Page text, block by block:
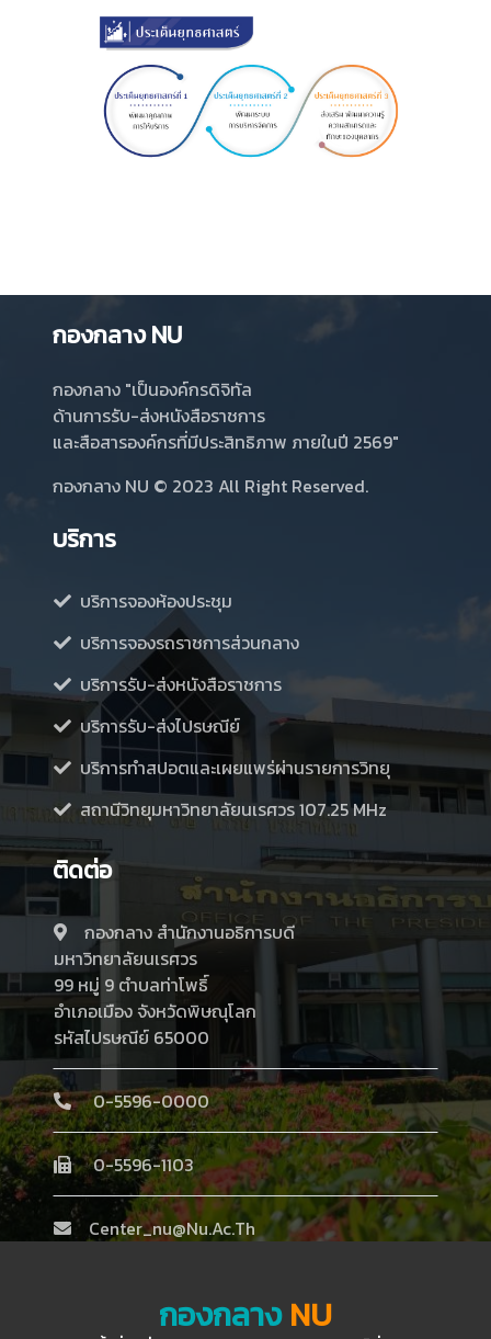
กองกลางNU
กองกลาง NU
กองกลาง "เป็นองค์กรดิจิทัล
ด้านการรับ-ส่งหนังสือราชการ
และสือสารองค์กรที่มีประสิทธิภาพ ภายในปี 2569"
กองกลาง NU © 2023 All Right Reserved.
บริการ
บริการจองห้องประชุม
บริการจองรถราชการส่วนกลาง
บริการรับ-ส่งหนังสือราชการ
บริการรับ-ส่งไปรษณีย์
บริการทำสปอตและเผยแพร่ผ่านรายการวิทยุ
สถานีวิทยุมหาวิทยาลัยนเรศวร 107.25 MHz
ติดต่อ
กองกลาง สำนักงานอธิการบดี
มหาวิทยาลัยนเรศวร
99 หมู่ 9 ตำบลท่าโพธิ์
อำเภอเมือง จังหวัดพิษณุโลก
รหัสไปรษณีย์ 65000
0-5596-0000
0-5596-1103
Center_nu@nu.ac.th